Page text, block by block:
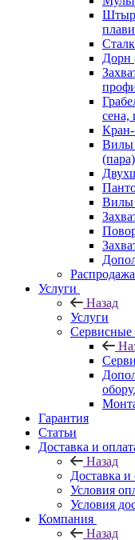
Дорн
сена,
Кран-
Вилы
(пара)
Вилы
Услуги
Назад
Услуги
Гарантия
Статьи
Доставка и
Назад
Доставка и
Условия
Условия
Компания
Назад